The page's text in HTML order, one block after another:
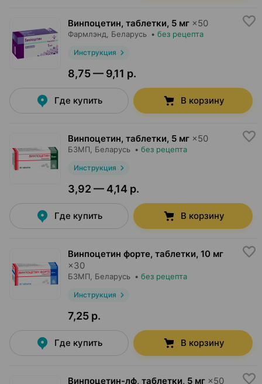
Винпоцетин, таблетки, 5 мг ×50
Фармлэнд , Беларусь • без рецепта
Инструкция
8,75 — 9,11 р.
Где купить В корзину
Винпоцетин, таблетки, 5 мг ×50
БЗМП , Беларусь • без рецепта
Инструкция
3,92 — 4,14 р.
Где купить В корзину
Винпоцетин форте, таблетки, 10 мг
×30
БЗМП , Беларусь • без рецепта
Инструкция
7,25 р.
Где купить В корзину
Винпоцетин-лф, таблетки, 5 мг ×50